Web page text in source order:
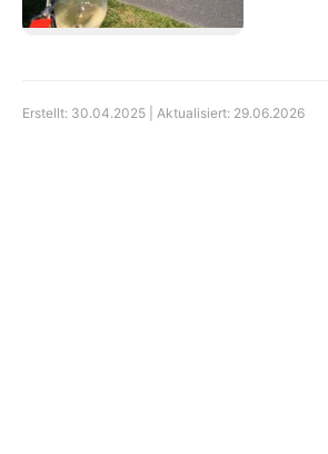
Erstellt: 30.04.2025 | Aktualisiert: 29.06.2026